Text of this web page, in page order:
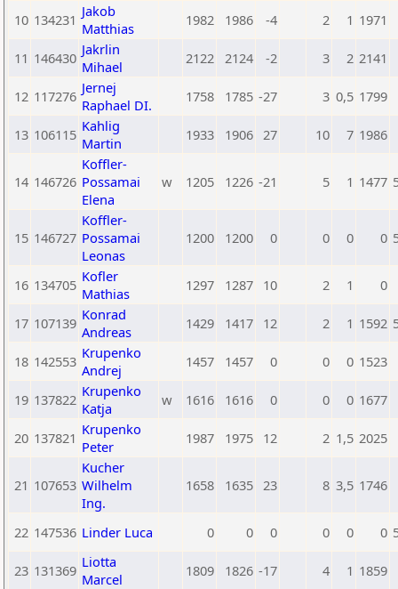
10 134231 Jakob
Matthias
1982 1986 -4 2 1 1971
11 146430 Jakrlin
Mihael
2122 2124 -2 3 2 2141
12 117276 Jernej
Raphael DI.
1758 1785 -27 3 0,5 1799
13 106115 Kahlig
Martin
1933 1906 27 10 7 1986
14 146726
Koffler-
Possamai
Elena
w 1205 1226 -21 5 1 1477
15 146727
Koffler-
Possamai
Leonas
1200 1200 0 0 0 0
16 134705 Kofler
Mathias
1297 1287 10 2 1 0
17 107139 Konrad
Andreas
1429 1417 12 2 1 1592
18 142553 Krupenko
Andrej
1457 1457 0 0 0 1523
19 137822 Krupenko
Katja
w 1616 1616 0 0 0 1677
20 137821 Krupenko
Peter
1987 1975 12 2 1,5 2025
21 107653
Kucher
Wilhelm
Ing.
1658 1635 23 8 3,5 1746
22 147536 Linder Luca 0 0 0 0 0 0
23 131369 Liotta
Marcel
1809 1826 -17 4 1 1859